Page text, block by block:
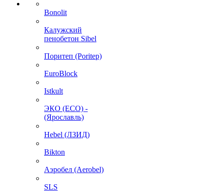
Bonolit
Калужский
пенобетон Sibel
Поритеп (Poritep)
EuroBlock
Istkult
ЭКО (ECO) -
(Ярославль)
Hebel (ЛЗИД)
Bikton
Аэробел (Aerobel)
SLS